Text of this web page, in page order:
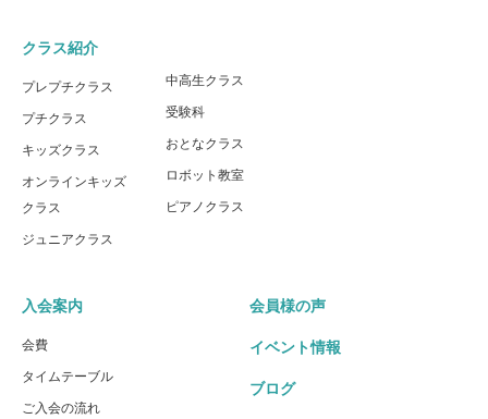
クラス紹介
プレプチクラス
プチクラス
キッズクラス
オンラインキッズ
クラス
ジュニアクラス
中高生クラス
受験科
おとなクラス
ロボット教室
ピアノクラス
入会案内
会費
タイムテーブル
ご入会の流れ
会員様の声
イベント情報
ブログ